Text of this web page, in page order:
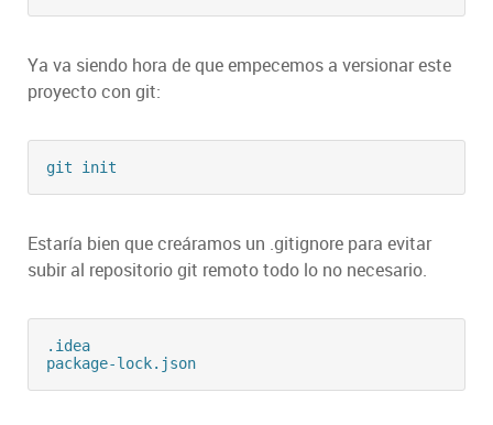
Ya va siendo hora de que empecemos a versionar este
proyecto con git:
git init
Estaría bien que creáramos un .gitignore para evitar
subir al repositorio git remoto todo lo no necesario.
.idea
package-lock.json